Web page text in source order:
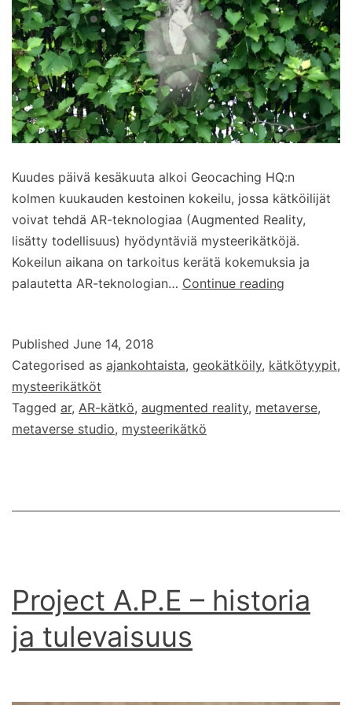
Kuudes päivä kesäkuuta alkoi Geocaching HQ:n
kolmen kuukauden kestoinen kokeilu, jossa kätköilijät
voivat tehdä AR-teknologiaa (Augmented Reality,
lisätty todellisuus) hyödyntäviä mysteerikätköjä.
Kokeilun aikana on tarkoitus kerätä kokemuksia ja
palautetta AR-teknologian… Continue reading
AR:llä
Published June 14, 2018
Categorised as ajankohtaista, geokätköily, kätkötyypit,
mysteerikätköt
Tagged ar, AR-kätkö, augmented reality, metaverse,
metaverse studio, mysteerikätkö
Project A.P.E – historia
ja tulevaisuus